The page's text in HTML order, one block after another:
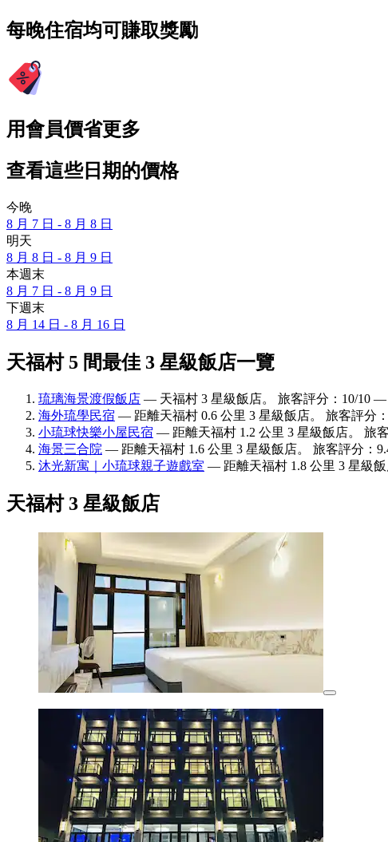
每晚住宿均可賺取獎勵
用會員價省更多
查看這些日期的價格
今晚
8 月 7 日 - 8 月 8 日
明天
8 月 8 日 - 8 月 9 日
本週末
8 月 7 日 - 8 月 9 日
下週末
8 月 14 日 - 8 月 16 日
天福村 5 間最佳 3 星級飯店一覽
琉璃海景渡假飯店 — 天福村 3 星級飯店。 旅客評分：10/10 —
海外琉學民宿 — 距離天福村 0.6 公里 3 星級飯店。 旅客評分
小琉球快樂小屋民宿 — 距離天福村 1.2 公里 3 星級飯店。 旅
海景三合院 — 距離天福村 1.6 公里 3 星級飯店。 旅客評分：
沐光新寓｜小琉球親子遊戲室 — 距離天福村 1.8 公里 3 星級飯
天福村 3 星級飯店